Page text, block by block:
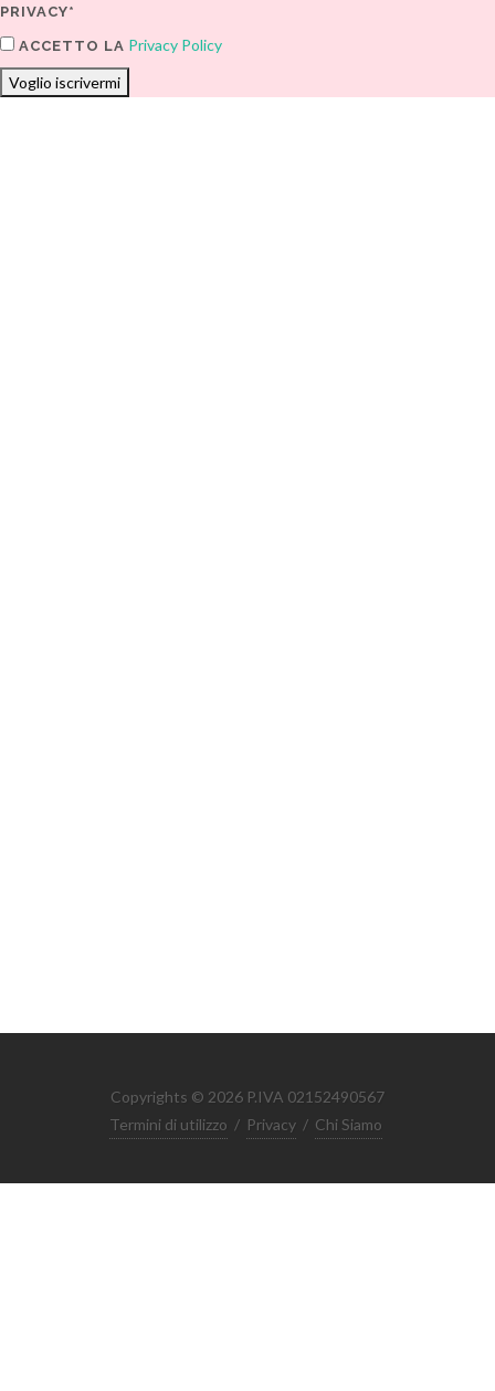
PRIVACY*
ACCETTO LA Privacy Policy
Voglio iscrivermi
Copyrights © 2026 P.IVA 02152490567
Termini di utilizzo / Privacy / Chi Siamo